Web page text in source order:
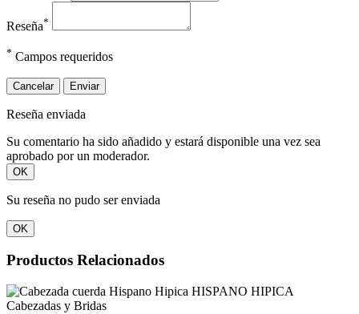
Reseña*
* Campos requeridos
Cancelar Enviar
Reseña enviada
Su comentario ha sido añadido y estará disponible una vez sea
aprobado por un moderador.
OK
Su reseña no pudo ser enviada
OK
Productos Relacionados
Cabezadas y Bridas